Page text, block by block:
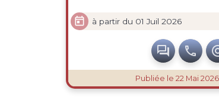
 à partir du 01 Juil 2026
 
Publiée le 22 Mai